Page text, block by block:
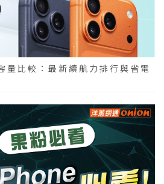
比較：最新續航力排行與省電